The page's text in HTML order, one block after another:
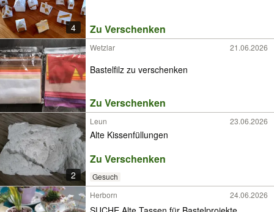
4 Zu Verschenken
Wetzlar 21.06.2026
Bastelfilz zu verschenken
Zu Verschenken
2
Leun 23.06.2026
Alte Kissenfüllungen
Zu Verschenken
Gesuch
Herborn
24.06.2026